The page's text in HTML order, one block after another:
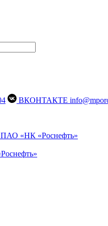
ВКОНТАКТЕ
«НК «Роснефть»